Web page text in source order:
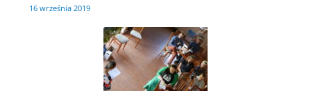
16 września 2019